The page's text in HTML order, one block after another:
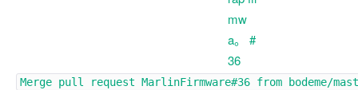
Merge pull request MarlinFirmware#36 from bodeme/